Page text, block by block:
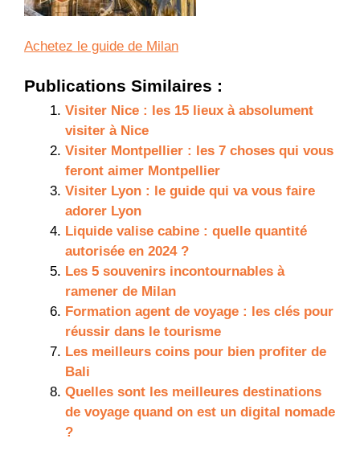
Achetez le guide de Milan
Publications Similaires :
Visiter Nice : les 15 lieux à absolument
visiter à Nice
Visiter Montpellier : les 7 choses qui vous
feront aimer Montpellier
Visiter Lyon : le guide qui va vous faire
adorer Lyon
Liquide valise cabine : quelle quantité
autorisée en 2024 ?
Les 5 souvenirs incontournables à
ramener de Milan
Formation agent de voyage : les clés pour
réussir dans le tourisme
Les meilleurs coins pour bien profiter de
Bali
Quelles sont les meilleures destinations
de voyage quand on est un digital nomade
?